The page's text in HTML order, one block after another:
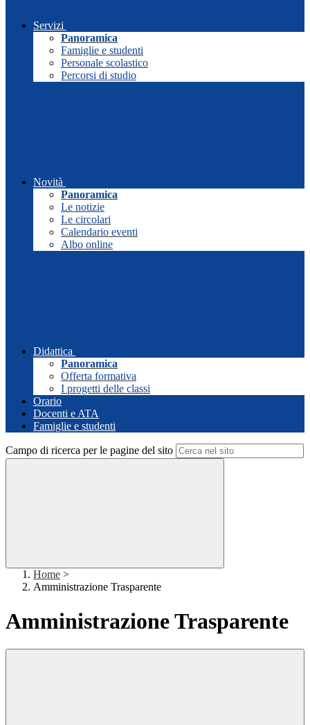
Servizi
Panoramica
Famiglie e studenti
Personale scolastico
Percorsi di studio
Novità
Panoramica
Le notizie
Le circolari
Calendario eventi
Albo online
Didattica
Panoramica
Offerta formativa
I progetti delle classi
Orario
Docenti e ATA
Famiglie e studenti
Campo di ricerca per le pagine del sito
Home >
Amministrazione Trasparente
Amministrazione Trasparente